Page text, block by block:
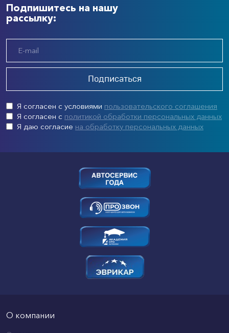
Подпишитесь на нашу
рассылку:
Подписаться
Я согласен с условиями пользовательского соглашения
Я согласен с политикой обработки персональных данных
Я даю согласие на обработку персональных данных
О компании